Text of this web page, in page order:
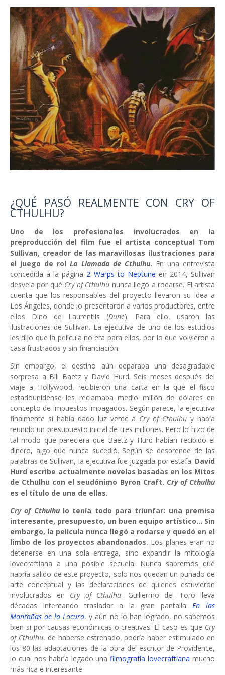
¿QUÉ PASÓ REALMENTE CON CRY OF
CTHULHU?
Uno de los profesionales involucrados en la
preproducción del film fue el artista conceptual Tom
Sullivan, creador de las maravillosas ilustraciones para
el juego de rolLa Llamada de Cthulhu. En una entrevista
concedida a la página 2 Warps to Neptune en 2014, Sullivan
desvela por qué Cry of Cthulhu nunca llegó a rodarse. El artista
cuenta que los responsables del proyecto llevaron su idea a
Los Ángeles, donde lo presentaron a varios productores, entre
ellos Dino de Laurentiis (Dune). Para ello, usaron las
ilustraciones de Sullivan. La ejecutiva de uno de los estudios
les dijo que la película no era para ellos, por lo que volvieron a
casa frustrados y sin financiación.
Sin embargo, el destino aún deparaba una desagradable
sorpresa a Bill Baetz y David Hurd. Seis meses después del
viaje a Hollywood, recibieron una carta en la que el fisco
estadounidense les reclamaba medio millón de dólares en
concepto de impuestos impagados. Según parece, la ejecutiva
finalmente sí había dado luz verde a Cry of Cthulhuy había
reunido un presupuesto inicial de tres millones. Pero lo hizo de
tal modo que pareciera que Baetz y Hurd habían recibido el
dinero, algo que nunca sucedió. Según se desprende de las
palabras de Sullivan, la ejecutiva fue juzgada por estafa. David
Hurd escribe actualmente novelas basadas en los Mitos
de Cthulhu con el seudónimo Byron Craft. Cry of Cthulhu
es el título de una de ellas.
Cry of Cthulhulo tenía todo para triunfar: una premisa
interesante, presupuesto, un buen equipo artístico... Sin
embargo, la película nunca llegó a rodarse y quedó en el
limbo de los proyectos abandonados. Los planes eran no
detenerse en una sola entrega, sino expandir la mitología
lovecraftiana a una posible secuela. Nunca sabremos qué
habría salido de este proyecto, solo nos quedan un puñado de
arte conceptual y las declaraciones de quienes estuvieron
involucrados en Cry of Cthulhu. Guillermo del Toro lleva
décadas intentando trasladar a la gran pantallaEn las
Montañas de la Locura, y aún no lo han logrado, no sabemos
bien si por causas económicas o creativas. El caso es que Cry
of Cthulhu, de haberse estrenado, podría haber estimulado en
los 80 las adaptaciones de la obra del escritor de Providence,
lo cual nos habría legado unafilmografía lovecraftiana mucho
más rica e interesante.